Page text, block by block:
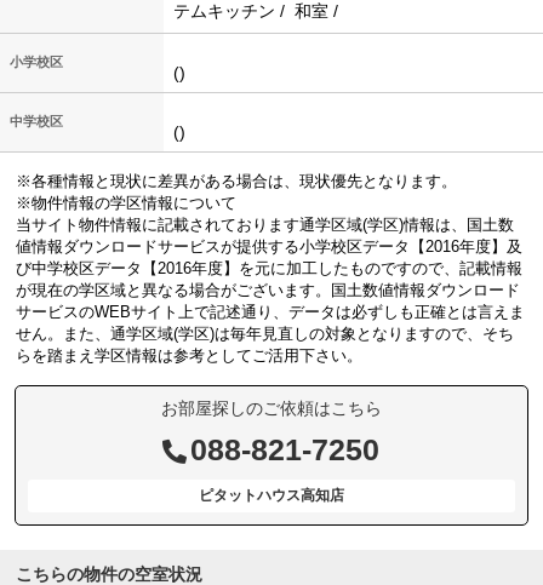
テムキッチン / 和室 /
小学校区
()
中学校区
()
※各種情報と現状に差異がある場合は、現状優先となります。
※物件情報の学区情報について
当サイト物件情報に記載されております通学区域(学区)情報は、国土数
値情報ダウンロードサービスが提供する小学校区データ【2016年度】及
び中学校区データ【2016年度】を元に加工したものですので、記載情報
が現在の学区域と異なる場合がございます。国土数値情報ダウンロード
サービスのWEBサイト上で記述通り、データは必ずしも正確とは言えま
せん。また、通学区域(学区)は毎年見直しの対象となりますので、そち
らを踏まえ学区情報は参考としてご活用下さい。
お部屋探しのご依頼はこちら
088-821-7250
ピタットハウス高知店
こちらの物件の空室状況